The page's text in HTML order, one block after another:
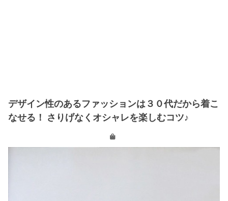
デザイン性のあるファッションは３０代だから着こ
なせる！ さりげなくオシャレを楽しむコツ♪